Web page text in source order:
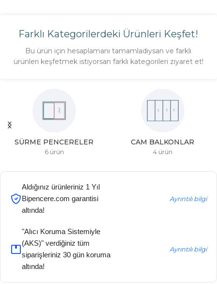
Farklı Kategorilerdeki Ürünleri Keşfet!
Bu ürün için hesaplamanı tamamladıysan ve farklı
ürünleri keşfetmek istiyorsan farklı kategorileri ziyaret et!
SÜRME PENCERELER
6 ürün
CAM BALKONLAR
4 ürün
Aldığınız ürünleriniz 1 Yıl
Bipencere.com garantisi
altında!
Ayrıntılı bilgi
"Alıcı Koruma Sistemiyle
(AKS)" verdiğiniz tüm
siparişleriniz 30 gün koruma
altında!
Ayrıntılı bilgi